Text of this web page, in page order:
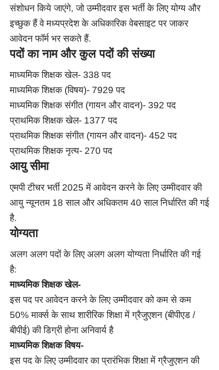
संशोधन किये जाएंगे, जो उम्मीदवार इस भर्ती के लिए योग्य और
इच्छुक हैं वे मध्यप्रदेश के अधिकारिक वेबसाइट पर जाकर
आवेदन फॉर्म भर सकते हैं.
पदों का नाम और कुल पदों की संख्या
माध्यमिक शिक्षक खेल- 338 पद
माध्यमिक शिक्षक (विषय)- 7929 पद
माध्यमिक शिक्षक संगीत (गायन और वादन)- 392 पद
प्राथमिक शिक्षक खेल- 1377 पद
प्राथमिक शिक्षक संगीत (गायन और वादन)- 452 पद
प्राथमिक शिक्षक नृत्य- 270 पद
आयु सीमा
एमपी टीचर भर्ती 2025 में आवेदन करने के लिए उम्मीदवार की
आयु न्यूनतम 18 साल और अधिकतम 40 साल निर्धारित की गई
है.
योग्यता
अलग अलग पदों के लिए अलग अलग योग्यता निर्धारित की गई
है:
माध्यमिक शिक्षक खेल-
इस पद पर आवेदन करने के लिए उम्मीदवार को कम से कम
50% मार्क्स के साथ शारीरिक शिक्षा में ग्रैजुएशन (बीपीएड /
बीपीई) की डिग्री होना अनिवार्य है
माध्यमिक शिक्षक विषय-
इस पद के लिए उम्मीदवार का प्रारंभिक शिक्षा में ग्रैजुएशन की